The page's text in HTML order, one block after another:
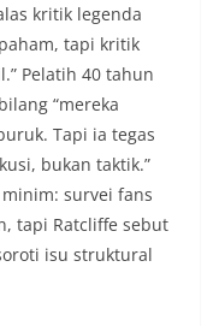
kritik legenda
tapi kritik
Pelatih 40 tahun
“mereka
Tapi ia tegas
bukan taktik.”
survei fans
tapi Ratcliffe sebut
isu struktural